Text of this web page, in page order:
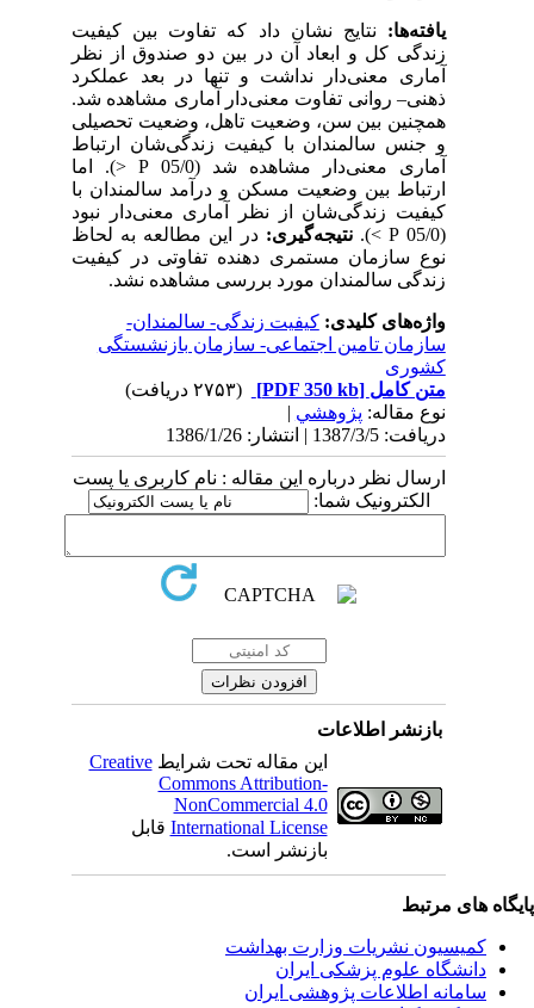
یافته‌ها:نتایج نشان داد که تفاوت بین کیفیت
زندگی کل و ابعاد آن در بین دو صندوق از نظر
آماری معنی‌دار نداشت و تنها در بعد عملکرد
ذهنی– روانی تفاوت معنی‌دار آماری مشاهده شد.
همچنین بین سن، وضعیت تاهل، وضعیت تحصیلی
و جنس سالمندان با کیفیت زندگی‌شان ارتباط
آماری معنی‌دار مشاهده شد (05/0 P <). اما
ارتباط بین وضعیت مسکن و درآمد سالمندان با
کیفیت زندگی‌شان از نظر آماری معنی‌دار نبود
نتیجه‌گیری:در این مطالعه به لحاظ
نوع سازمان مستمری دهنده تفاوتی در کیفیت
زندگی سالمندان مورد بررسی مشاهده نشد.
واژه‌های کلیدی:کیفیت زندگی- سالمندان-
سازمان تامین اجتماعی- سازمان بازنشستگی
کشوری
متن کامل[PDF 350 kb]
نوع مقاله:پژوهشي|
دریافت: 1387/3/5 | انتشار: 1386/1/26
ارسال نظر درباره این مقاله : نام کاربری یا پست
الکترونیک شما:
بازنشر اطلاعات
این مقاله تحت شرایطCreative
Commons Attribution-
NonCommercial 4.0
International Licenseقابل
بازنشر است.
های مرتبط
کمیسیون نشریات وزارت بهداشت
دانشگاه علوم پزشکی ایران
سامانه اطلاعات پژوهشی ایران